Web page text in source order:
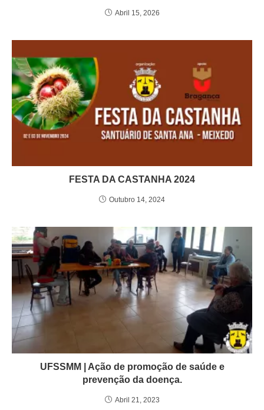
Abril 15, 2026
FESTA DA CASTANHA 2024
Outubro 14, 2024
UFSSMM | Ação de promoção de saúde e
prevenção da doença.
Abril 21, 2023